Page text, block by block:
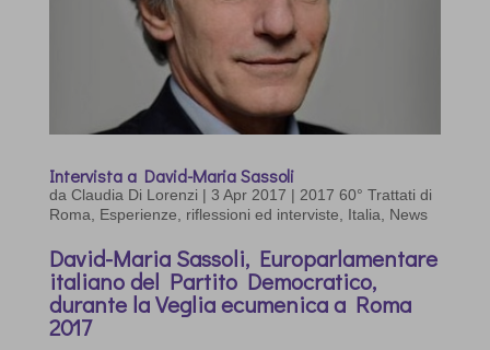
Intervista a David-Maria Sassoli
da Claudia Di Lorenzi | 3 Apr 2017 | 2017 60° Trattati di
Roma, Esperienze, riflessioni ed interviste, Italia, News
David-Maria Sassoli, Europarlamentare
italiano del Partito Democratico,
durante la Veglia ecumenica a Roma
2017